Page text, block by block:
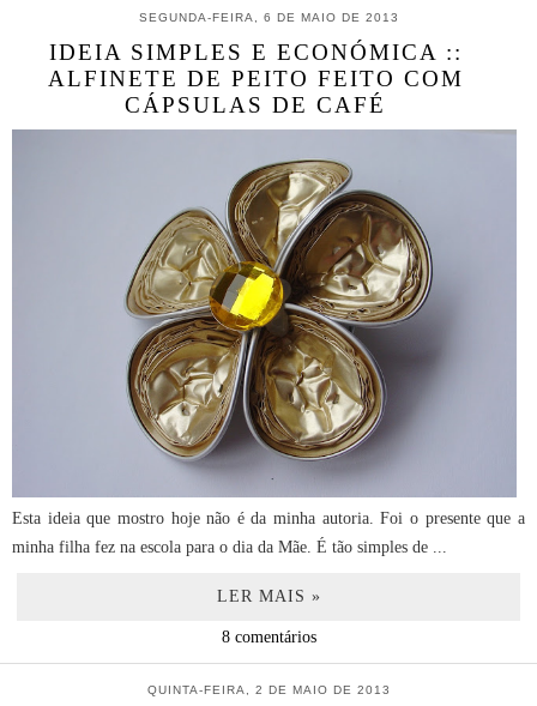
SEGUNDA-FEIRA, 6 DE MAIO DE 2013
IDEIA SIMPLES E ECONÓMICA ::
ALFINETE DE PEITO FEITO COM
CÁPSULAS DE CAFÉ
Esta ideia que mostro hoje não é da minha autoria. Foi o presente que a
minha filha fez na escola para o dia da Mãe. É tão simples de ...
LER MAIS »
8 comentários
QUINTA-FEIRA, 2 DE MAIO DE 2013